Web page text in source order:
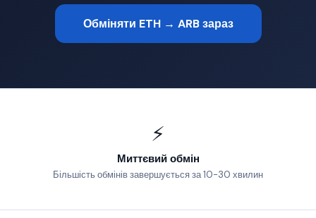
Обміняти ETH → ARB зараз
⚡
Миттєвий обмін
Більшість обмінів завершується за 10-30 хвилин